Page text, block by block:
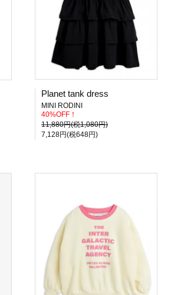
Planet tank dress
MINI RODINI
40%OFF！
11,880円(税1,080円)
7,128円(税648円)